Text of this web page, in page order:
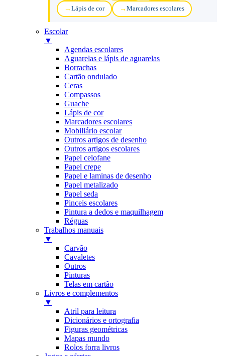
Lápis de cor Marcadores escolares
Escolar
▼
Agendas escolares
Aguarelas e lápis de aguarelas
Borrachas
Cartão ondulado
Ceras
Compassos
Guache
Lápis de cor
Marcadores escolares
Mobiliário escolar
Outros artigos de desenho
Outros artigos escolares
Papel celofane
Papel crepe
Papel e laminas de desenho
Papel metalizado
Papel seda
Pinceis escolares
Pintura a dedos e maquilhagem
Réguas
Trabalhos manuais
▼
Carvão
Cavaletes
Outros
Pinturas
Telas em cartão
Livros e complementos
▼
Atril para leitura
Dicionários e ortografia
Figuras geométricas
Mapas mundo
Rolos forra livros